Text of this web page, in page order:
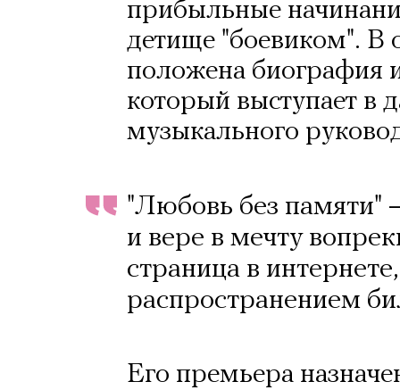
прибыльные
детище "боевиком". В
положена биография
который выступает в
музыкального
"Любовь без памяти"
и вере в мечту
страница в
распространением
Его премьера